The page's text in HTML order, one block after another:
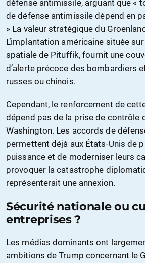
défense antimissile, arguant que «
de défense antimissile dépend en
» La valeur stratégique du
L’implantation américaine située sur
spatiale de Pituffik, fournit une
d’alerte précoce des bombardiers
russes ou chinois.
Cependant, le renforcement de
dépend pas de la prise de contrôle
Washington. Les accords de
permettent déjà aux États-Unis de
puissance et de moderniser leurs
provoquer la catastrophe
représenterait une annexion.
Sécurité nationale ou
entreprises ?
Les médias dominants ont
ambitions de Trump concernant le